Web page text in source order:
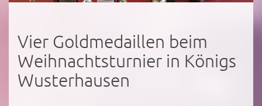
Vier Goldmedaillen beim
Weihnachtsturnier in Königs
Wusterhausen